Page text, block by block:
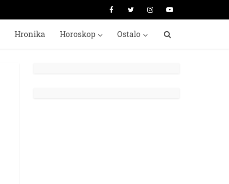
Hronika Horoskop Ostalo